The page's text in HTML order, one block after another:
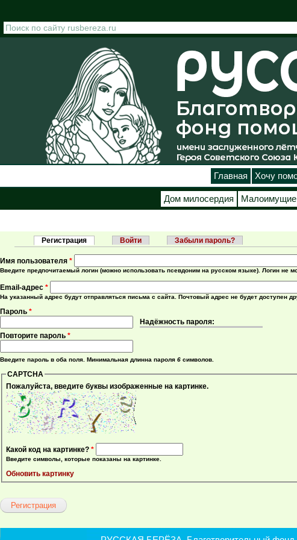
Главная Хочу
Дом милосердия Малоимущие
Главные вкладки
Регистрация (активная вкладка)
Войти Забыли пароль?
Имя пользователя *
Введите предпочитаемый логин (можно использовать псевдоним на русском языке). Логин не
Email-адрес *
На указанный адрес будут отправляться письма с сайта. Почтовый адрес не будет доступен
Надёжность пароля:
Пароль *
Повторите пароль *
Введите пароль в оба поля. Минимальная длинна пароля 6 символов.
CAPTCHA
Пожалуйста, введите буквы изображенные на картинке.
Какой код на картинке? *
Введите символы, которые показаны на картинке.
Обновить картинку